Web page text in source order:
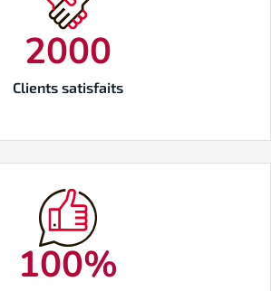
Clients satisfaits
2000
100%